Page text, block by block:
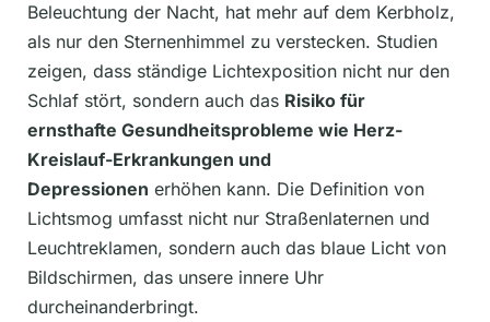
Beleuchtung der Nacht, hat mehr auf dem Kerbholz,
als nur den Sternenhimmel zu verstecken. Studien
zeigen, dass ständige Lichtexposition nicht nur den
Schlaf stört, sondern auch das Risiko für
ernsthafte Gesundheitsprobleme wie Herz-
Kreislauf-Erkrankungen und
Depressionen erhöhen kann. Die Definition von
Lichtsmog umfasst nicht nur Straßenlaternen und
Leuchtreklamen, sondern auch das blaue Licht von
Bildschirmen, das unsere innere Uhr
durcheinanderbringt.